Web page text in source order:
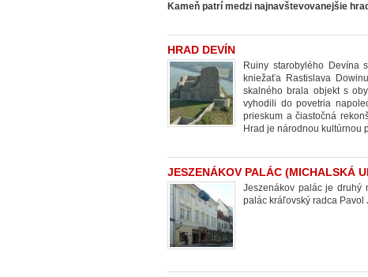
Kameň patrí medzi najnavštevovanejšie
HRAD DEVÍN
Ruiny starobylého Devína
kniežaťa Rastislava
skalného brala objekt s
vyhodili do povetria
prieskum a čiastočná
Hrad je národnou kultúrnou
JESZENÁKOV PALÁC (MICHALSKÁ
Jeszenákov palác je druhý
palác kráľovský radca Pavol